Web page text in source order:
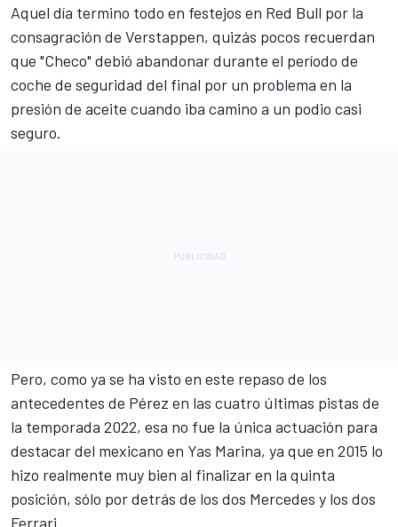
Aquel día termino todo en festejos en Red Bull por la
consagración de Verstappen, quizás pocos recuerdan
que "Checo" debió abandonar durante el período de
coche de seguridad del final por un problema en la
presión de aceite cuando iba camino a un podio casi
seguro.
Pero, como ya se ha visto en este repaso de los
antecedentes de Pérez en las cuatro últimas pistas de
la temporada 2022, esa no fue la única actuación para
destacar del mexicano en Yas Marina, ya que en 2015 lo
hizo realmente muy bien al finalizar en la quinta
posición, sólo por detrás de los dos Mercedes y los dos
Ferrari.